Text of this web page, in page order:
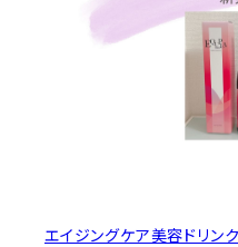
エイジングケア美容ドリン